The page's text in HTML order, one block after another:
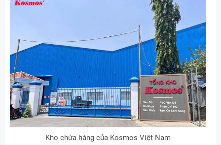
Kho chứa hàng của Kosmos Việt Nam